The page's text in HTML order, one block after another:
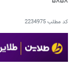
کد مطلب2234975